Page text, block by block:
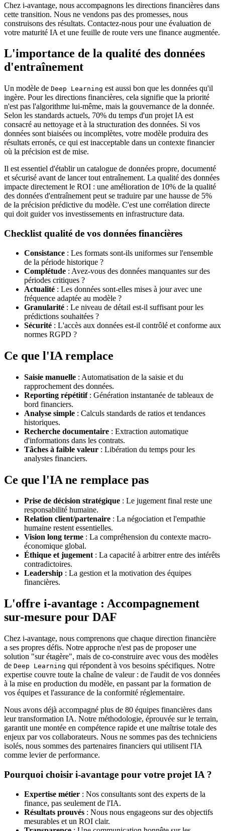
Chez i-avantage, nous accompagnons les directions financières dans
cette transition. Nous ne vendons pas des promesses, nous
construisons des résultats. Contactez-nous pour une évaluation de
votre maturité IA et une feuille de route vers une finance augmentée.
L'importance de la qualité des données
d'entraînement
Un modèle de Deep Learning est aussi bon que les données qu'il
ingère. Pour les directions financières, cela signifie que la priorité
n'est pas l'algorithme lui-même, mais la gouvernance de la donnée.
Selon les standards actuels, 70% du temps d'un projet IA est
consacré au nettoyage et à la structuration des données. Si vos
données sont biaisées ou incomplètes, votre modèle produira des
résultats erronés, ce qui est inacceptable dans un contexte financier
où la précision est de mise.
Il est essentiel d'établir un catalogue de données propre, documenté
et sécurisé avant de lancer tout entraînement. La qualité des données
impacte directement le ROI : une amélioration de 10% de la qualité
des données d'entraînement peut se traduire par une hausse de 5%
de la précision prédictive du modèle. C'est une corrélation directe
qui doit guider vos investissements en infrastructure data.
Checklist qualité de vos données financières
Consistance : Les formats sont-ils uniformes sur l'ensemble
de la période historique ?
Complétude : Avez-vous des données manquantes sur des
périodes critiques ?
Actualité : Les données sont-elles mises à jour avec une
fréquence adaptée au modèle ?
Granularité : Le niveau de détail est-il suffisant pour les
prédictions souhaitées ?
Sécurité : L'accès aux données est-il contrôlé et conforme aux
normes RGPD ?
Ce que l'IA remplace
Saisie manuelle : Automatisation de la saisie et du
rapprochement des données.
Reporting répétitif: Génération instantanée de tableaux de
bord financiers.
Analyse simple : Calculs standards de ratios et tendances
historiques.
Recherche documentaire : Extraction automatique
d'informations dans les contrats.
Tâches à faible valeur : Libération du temps pour les
analystes financiers.
Ce que l'IA ne remplace pas
Prise de décision stratégique : Le jugement final reste une
responsabilité humaine.
Relation client/partenaire : La négociation et l'empathie
humaine restent essentielles.
Vision long terme : La compréhension du contexte macro-
économique global.
Éthique et jugement: La capacité à arbitrer entre des intérêts
contradictoires.
Leadership : La gestion et la motivation des équipes
financières.
L'offre i-avantage : Accompagnement
sur-mesure pour DAF
Chez i-avantage, nous comprenons que chaque direction financière
a ses propres défis. Notre approche n'est pas de proposer une
solution "sur étagère", mais de co-construire avec vous des modèles
de Deep Learning qui répondent à vos besoins spécifiques. Notre
expertise couvre toute la chaîne de valeur : de l'audit de vos données
à la mise en production du modèle, en passant par la formation de
vos équipes et l'assurance de la conformité réglementaire.
Nous avons déjà accompagné plus de 80 équipes financières dans
leur transformation IA. Notre méthodologie, éprouvée sur le terrain,
garantit une montée en compétence rapide et une maîtrise totale des
enjeux par vos collaborateurs. Nous ne sommes pas des techniciens
isolés, nous sommes des partenaires financiers qui utilisent l'IA
comme levier de performance.
Pourquoi choisir i-avantage pour votre projet IA ?
Expertise métier : Nos consultants sont des experts de la
finance, pas seulement de l'IA.
Résultats prouvés : Nous nous engageons sur des objectifs
mesurables et un ROI clair.